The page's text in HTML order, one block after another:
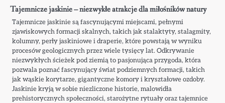
Tajemnicze jaskinie – niezwykłe atrakcje dla miłośników natury
Tajemnicze jaskinie są fascynującymi miejscami, pełnymi
zjawiskowych formacji skalnych, takich jak stalaktyty, stalagmity,
kolumny, perły jaskiniowe i draperie, które powstają w wyniku
procesów geologicznych przez wiele tysięcy lat. Odkrywanie
niezwykłych ścieżek pod ziemią to pasjonująca przygoda, która
pozwala poznać fascynujący świat podziemnych formacji, takich
jak wąskie korytarze, gigantyczne komory i kryształowe ozdoby.
Jaskinie kryją w sobie niezliczone historie, malowidła
prehistorycznych społeczności, starożytne rytuały oraz tajemnice